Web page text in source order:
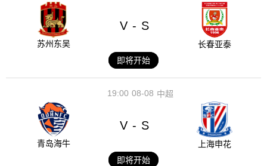
苏州东吴
V - S
长春亚泰
即将开始
08-08
19:00 中超
青岛海牛
V - S
上海申花
即将开始